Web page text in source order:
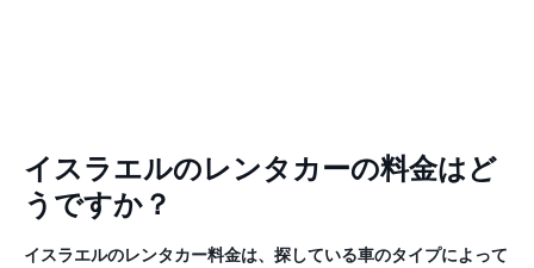
イスラエルのレンタカーの料金はど
うですか？
イスラエルのレンタカー料金は、探している車のタイプによって